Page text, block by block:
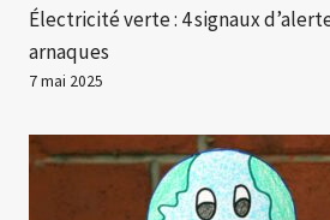
Électricité verte : 4 signaux
arnaques
7 mai 2025